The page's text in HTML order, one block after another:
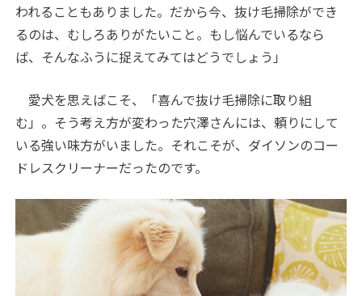
われることもありました。だから今、抜け毛掃除ができ
るのは、むしろありがたいこと。もし悩んでいるなら
ば、そんなふうに捉えてみてはどうでしょう」
愛犬を思えばこそ、「喜んで抜け毛掃除に取り組
む」。そう考え方が変わった穴澤さんには、頼りにして
いる強い味方がいました。それこそが、ダイソンのコー
ドレスクリーナーだったのです。